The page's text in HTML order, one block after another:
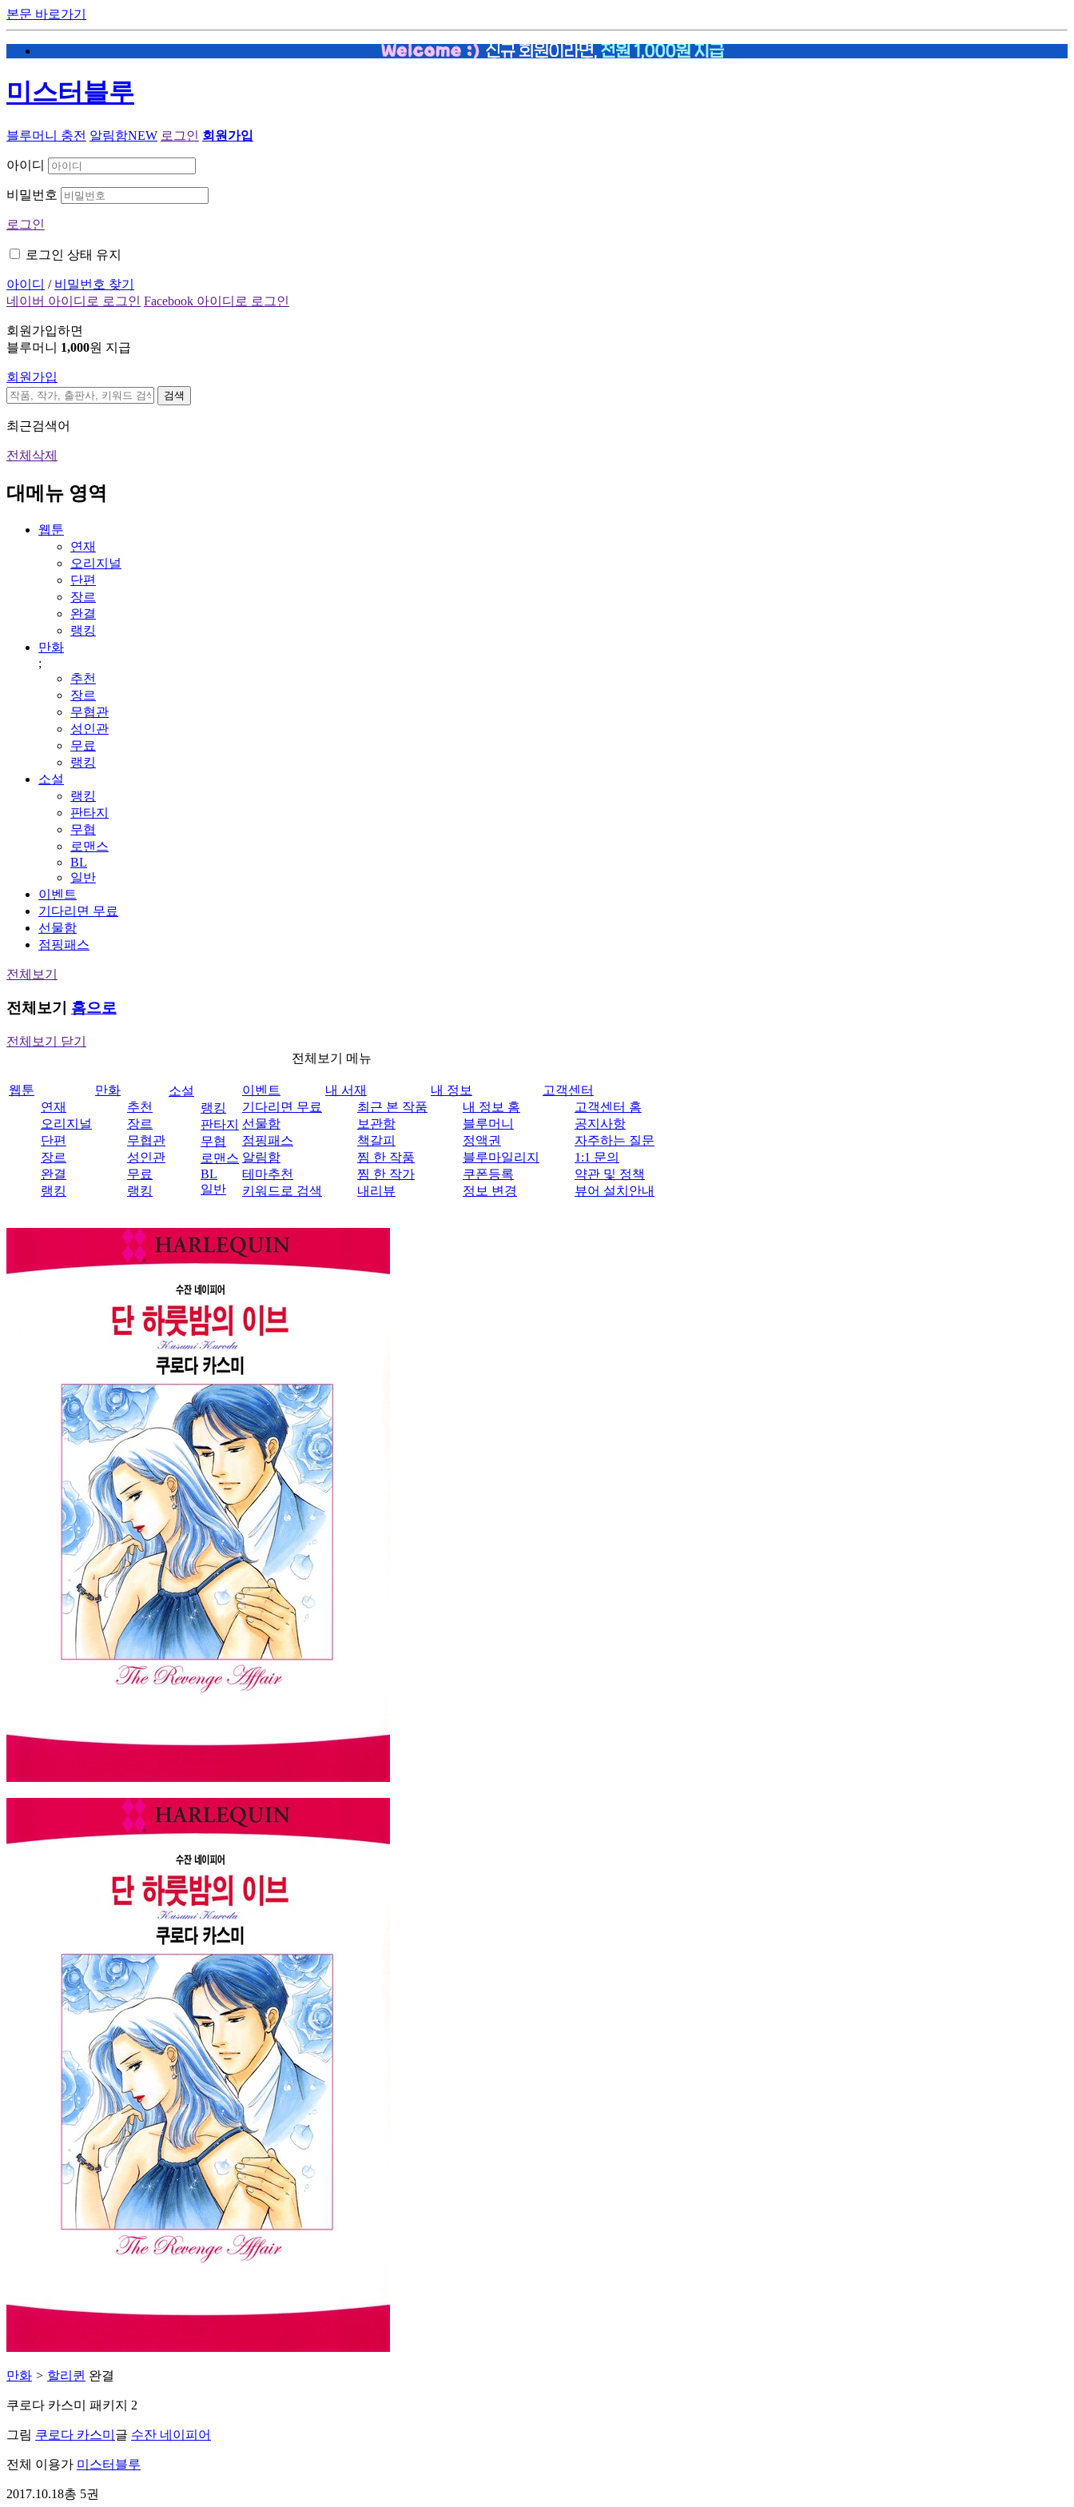
본문 바로가기
미스터블루
블루머니 충전 알림함NEW 로그인 회원가입
아이디
비밀번호
로그인
로그인 상태 유지
아이디 / 비밀번호 찾기
네이버 아이디로 로그인 Facebook 아이디로 로그인
회원가입하면
블루머니 1,000원 지급
회원가입
검색
최근검색어
전체삭제
대메뉴 영역
웹툰
연재
오리지널
단편
장르
완결
랭킹
만화
;
추천
장르
무협관
성인관
무료
랭킹
소설
랭킹
판타지
무협
로맨스
BL
일반
이벤트
기다리면 무료
선물함
점핑패스
전체보기
전체보기 홈으로
전체보기 닫기
전체보기 메뉴
웹툰
연재
오리지널
단편
장르
완결
랭킹
만화
추천
장르
무협관
성인관
무료
랭킹
소설
랭킹
판타지
무협
로맨스
BL
일반
이벤트
기다리면 무료
선물함
점핑패스
알림함
테마추천
키워드로 검색
내 서재
최근 본 작품
보관함
책갈피
찜 한 작품
찜 한 작가
내리뷰
내 정보
내 정보 홈
블루머니
정액권
블루마일리지
쿠폰등록
정보 변경
고객센터
고객센터 홈
공지사항
자주하는 질문
1:1 문의
약관 및 정책
뷰어 설치안내
만화 > 할리퀸 완결
쿠로다 카스미 패키지 2
그림 쿠로다 카스미 글 수잔 네이피어
전체 이용가 미스터블루
2017.10.18총 5권